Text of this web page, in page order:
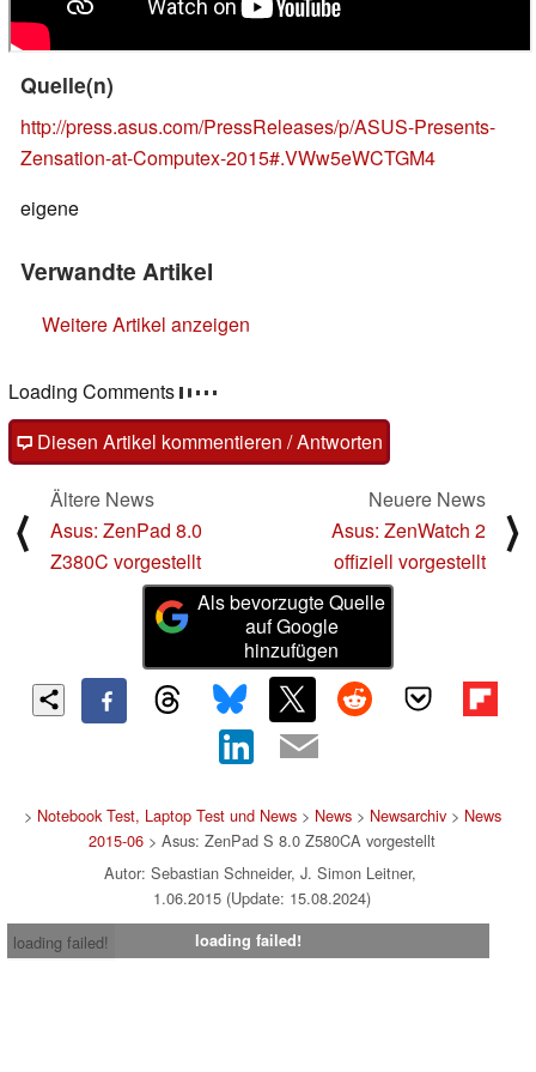
Quelle(n)
http://press.asus.com/PressReleases/p/ASUS-Presents-
Zensation-at-Computex-2015#.VWw5eWCTGM4
eigene
Verwandte Artikel
Weitere Artikel anzeigen
Loading Comments
Diesen Artikel kommentieren / Antworten
⟨
Ältere News
Asus: ZenPad 8.0
Z380C vorgestellt
Neuere News
Asus: ZenWatch 2
offiziell vorgestellt
⟩
Als bevorzugte Quelle
auf Google
hinzufügen
> Notebook Test, Laptop Test und News> News> Newsarchiv> News
2015-06 > Asus: ZenPad S 8.0 Z580CA vorgestellt
Autor: Sebastian Schneider, J. Simon Leitner,
1.06.2015 (Update: 15.08.2024)
loading failed!
loading failed!